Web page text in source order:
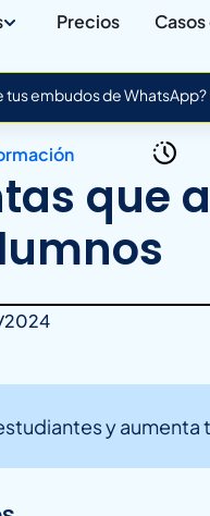
Precios
embudos de
que
y